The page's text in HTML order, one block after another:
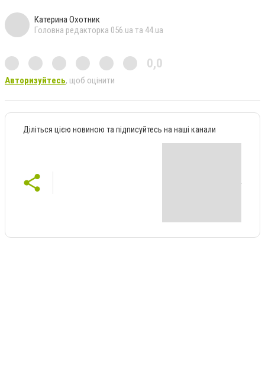
Катерина Охотник
Головна редакторка 056.ua та 44.ua
0,0
Авторизуйтесь, щоб оцінити
Діліться цією новиною та підписуйтесь на наші канали